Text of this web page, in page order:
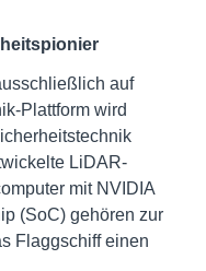
auf
Plattform wird
LiDAR-
mit NVIDIA
(SoC) gehören zur
Flaggschiff einen